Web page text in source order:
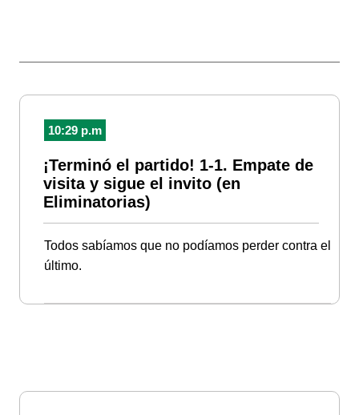
10:29 p.m
¡Terminó el partido! 1-1. Empate de
visita y sigue el invito (en
Eliminatorias)
Todos sabíamos que no podíamos perder contra el
último.